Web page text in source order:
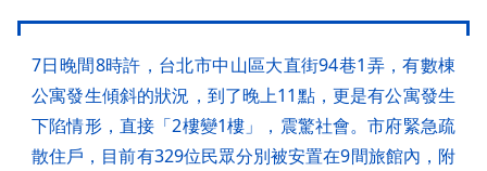
7日晚間8時許，台北市中山區大直街94巷1弄，有數棟
公寓發生傾斜的狀況，到了晚上11點，更是有公寓發生
下陷情形，直接「2樓變1樓」，震驚社會。市府緊急疏
散住戶，目前有329位民眾分別被安置在9間旅館內，附